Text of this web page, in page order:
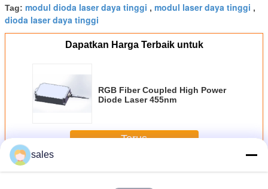
Tag: modul dioda laser daya tinggi , modul laser daya tinggi ,
dioda laser daya tinggi
Dapatkan Harga Terbaik untuk
RGB Fiber Coupled High Power
Diode Laser 455nm
Terus
LebihSerat Dioda Laser
sales